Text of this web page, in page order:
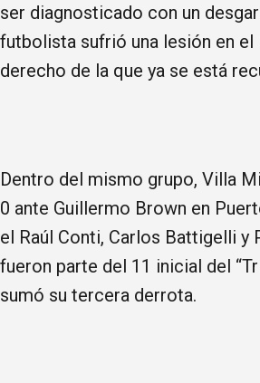
ser diagnosticado con un
futbolista sufrió una lesión en
derecho de la que ya se está
Dentro del mismo grupo, Villa
0 ante Guillermo Brown en
el Raúl Conti, Carlos Battigelli y
fueron parte del 11 inicial del
sumó su tercera derrota.